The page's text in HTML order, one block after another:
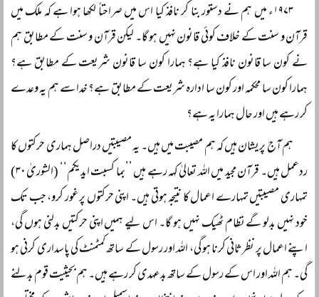
۱۹۷۳ء میں ہم نے دستور بنا کر نافذ کیا اس میں صراحتاً‌ لکھا ہوا ہے کہ ملک میں
قرآن و سنت کے خلاف کوئی قانون نہیں ہو گا۔ لیکن قرآن و سنت کے مطابق ہم
نے کون سا قانون نافذ کیا ہے؟ ہمارا کون سا قانون شریعت کے مطابق ہے؟
ہمارا کون سا محکمہ اور کون سا ادارہ شریعت کے مطابق ہے؟ خدا سے ہم یہ وعدے
کر رہے ہیں اور حال ہمارا یہ ہے؟
ہم آج پریشان ہیں کہ ہم مصیبت میں ہیں۔ یہ مصیبتیں دراصل ہماری حرکتوں کا
ردعمل ہیں۔ قرآن مجید میں اللہ تعالیٰ کہہ رہے ہیں ’’بما کسبت ایدیکم‘‘ (الشوریٰ ۳۰)
تمہاری مصیبتیں تمہارے اعمال کا نتیجہ ہوتی ہیں۔ اپنی حرکتوں پر غور کرو، جب تک
خود نہیں بدلو گے نظام ٹھیک نہیں ہو گا۔ اس لیے ہمیں اپنی حرکتیں بدلنی ہوں گی،
اپنے اعمال پر نظرثانی کرنا ہو گی، اللہ اور رسول کے ساتھ کمٹمنٹ کی پاسداری کرنی ہو
گی۔ ہم اللہ اور اس کے رسول کے ساتھ بدعہدی کر رہے ہیں۔ ہم بحیثیت قوم بدلنے